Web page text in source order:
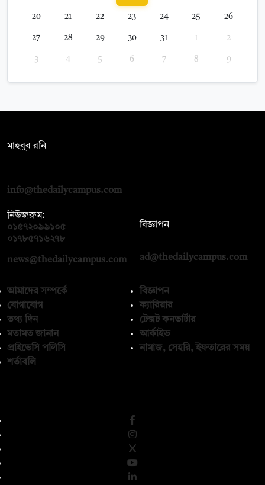
20 21 22 23 24 25 26
27 28 29 30 31 1 2
3 4 5 6 7 8 9
মাহবুব রনি
info@thedailycampus.com
নিউজরুম:
০১৫৭২০৯৯১০৫
০১৭৮৫৭১৬২৭৮
news@thedailycampus.com
বিজ্ঞাপন
ad@thedailycampus.com
আমাদের সম্পর্কে
যোগাযোগ
তথ্য দিন
মতামত জানান
প্রাইভেসি পলিসি
শর্তাবলি
বিজ্ঞাপন
ক্যারিয়ার
টেক্সট কনভার্টার
আর্কাইভ
নামাজ, সেহরি, ইফতারের সময়